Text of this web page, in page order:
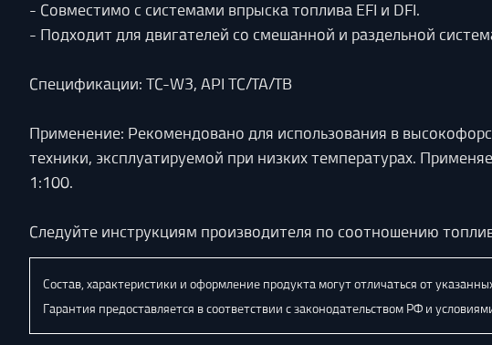
- Совместимо с системами впрыска топлива EFI и DFI.
- Подходит для двигателей со смешанной и раздельной
Спецификации: TC-W3, API TC/TA/TB
Применение: Рекомендовано для использования в
техники, эксплуатируемой при низких температурах.
1:100.
Следуйте инструкциям производителя по соотношению
Состав, характеристики и оформление продукта могут отличаться от
Гарантия предоставляется в соответствии с законодательством РФ и